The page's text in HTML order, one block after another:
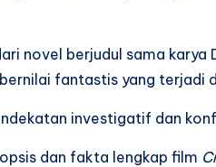
novel berjudul sama
fantastis yang terjadi
investigatif dan
dan fakta lengkap film